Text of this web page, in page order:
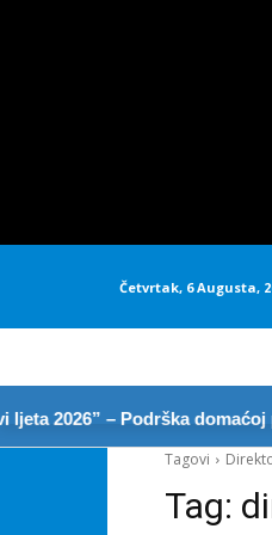
Četvrtak, 6 Augusta,
2026” – Podrška domaćoj
Tagovi
Tag: